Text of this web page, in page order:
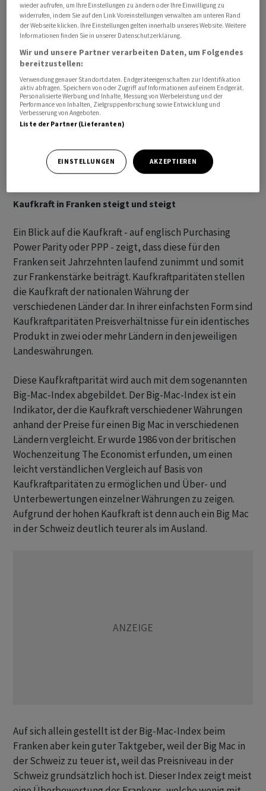
Die Analyse der realen effektiven Wechselkurse -
sogenannter REER - zeigt gemäss Berechnungen der
Nachrichtenagentur Bloomberg keine Überbewertung
des Frankens, wenn dieser Wert um die Produktivität
fairen Wert, so die Analysten. Der reale effektive
Wechselkurs ist der gewichtete Durchschnitt der
Währung eines Landes im Verhältnis zu einem Index
oder Korb anderer wichtiger Währungen. Die
Gewichtungen werden dabei durch den Vergleich der
relativen Handelsbilanz eines Landes mit der jedes
Landes im Index ermittelt.
Kaufkraft in Franken steigt und steigt
Ein Blick auf die Kaufkraft - auf englisch Purchasing
Power Parity oder PPP - zeigt, dass diese für den
Franken seit Jahrzehnten laufend zunimmt und somit
zur Frankenstärke beiträgt. Kaufkraftparitäten stellen
die Kaufkraft der nationalen Währung der
verschiedenen Länder dar. In ihrer einfachsten Form sind
Kaufkraftparitäten Preisverhältnisse für ein identisches
Produkt in zwei oder mehr Ländern in den jeweiligen
Landeswährungen.
Diese Kaufkraftparität wird auch mit dem sogenannten
Big-Mac-Index abgebildet. Der Big-Mac-Index ist ein
Indikator, der die Kaufkraft verschiedener Währungen
anhand der Preise für einen Big Mac in verschiedenen
Ländern vergleicht. Er wurde 1986 von der britischen
Wochenzeitung The Economist erfunden, um einen
leicht verständlichen Vergleich auf Basis von
Kaufkraftparitäten zu ermöglichen und Über- und
Unterbewertungen einzelner Währungen zu zeigen.
Aufgrund der hohen Kaufkraft ist denn auch ein Big Mac
in der Schweiz deutlich teurer als im Ausland.
Auf sich allein gestellt ist der Big-Mac-Index beim
Franken aber kein guter Taktgeber, weil der Big Mac in
der Schweiz zu teuer ist, weil das Preisniveau in der
Schweiz grundsätzlich hoch ist. Dieser Index zeigt meist
wieder aufrufen, um Ihre Einstellungen zu ändern oder Ihre Einwilligung zu
widerrufen, indem Sie auf den Link Voreinstellungen verwalten am unteren Rand
der Webseite klicken. Ihre Einstellungen gelten innerhalb unseres Website. Weitere
Informationen finden Sie in unserer Datenschutzerklärung.
Wir und unsere Partner verarbeiten Daten, um Folgendes
bereitzustellen:
Verwendung genauer Standortdaten. Endgeräteeigenschaften zur Identifikation
aktiv abfragen. Speichern von oder Zugriff auf Informationen auf einem Endgerät.
Personalisierte Werbung und Inhalte, Messung von Werbeleistung und der
Performance von Inhalten, Zielgruppenforschung sowie Entwicklung und
Verbesserung von Angeboten.
Liste der Partner (Lieferanten)
EINSTELLUNGEN AKZEPTIEREN